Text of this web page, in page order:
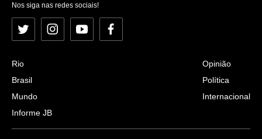
Nos siga nas redes sociais!
Twitter InstagramYouTubeFacebook
Rio
Brasil
Mundo
Informe JB
Opinião
Política
Internacional